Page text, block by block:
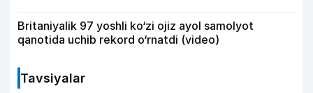
Britaniyalik 97 yoshli ko‘zi ojiz ayol samolyot
qanotida uchib rekord o‘rnatdi (video)
Tavsiyalar